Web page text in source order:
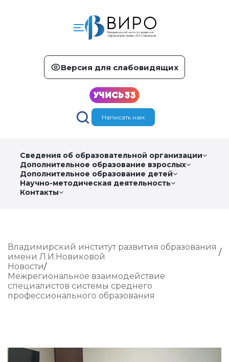
Версия для слабовидящих
Написать нам
Сведения об образовательной организации
Дополнительное образование взрослых
Дополнительное образование детей
Научно-методическая деятельность
Контакты
Владимирский институт развития образования
имени Л.И.Новиковой
Новости
Межрегиональное взаимодействие
специалистов системы среднего
профессионального образования